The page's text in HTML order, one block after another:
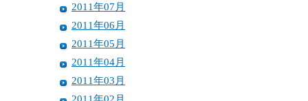
2011年07月
2011年06月
2011年05月
2011年04月
2011年03月
2011年02月